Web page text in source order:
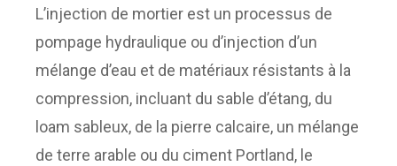
L’injection de mortier est un processus de
pompage hydraulique ou d’injection d’un
mélange d’eau et de matériaux résistants à la
compression, incluant du sable d’étang, du
loam sableux, de la pierre calcaire, un mélange
de terre arable ou du ciment Portland, le